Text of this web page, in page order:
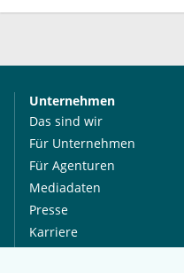
Unternehmen
Das sind wir
Für Unternehmen
Für Agenturen
Mediadaten
Presse
Karriere